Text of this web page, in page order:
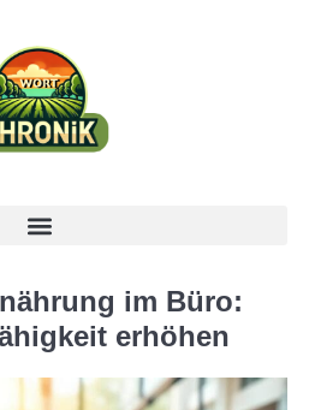
im Büro:
erhöhen